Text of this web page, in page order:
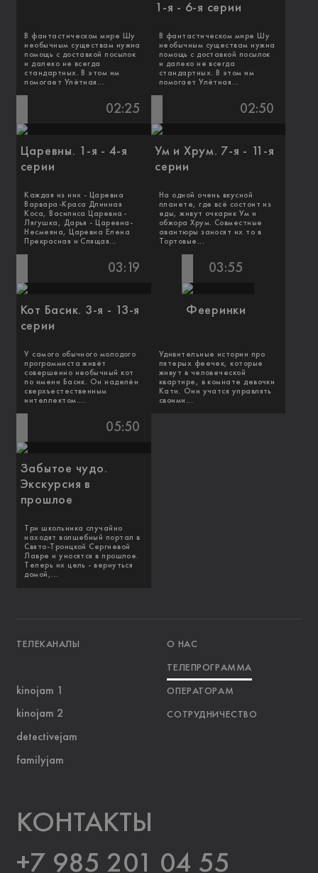
В фантастическом мире Шу
необычным существам нужна
помощь с доставкой посылок
и далеко не всегда
стандартных. В этом им
помогает Улётная...
1-я - 6-я серии
В фантастическом мире Шу
необычным существам нужна
помощь с доставкой посылок
и далеко не всегда
стандартных. В этом им
помогает Улётная...
02:25
Царевны. 1-я - 4-я
серии
Каждая из них - Царевна
Варвара-Краса Длинная
Коса, Василиса Царевна-
Лягушка, Дарья - Царевна-
Несмеяна, Царевна Елена
Прекрасная и Спящая...
02:50
Ум и Хрум. 7-я - 11-я
серии
На одной очень вкусной
планете, где всё состоит из
еды, живут очкарик Ум и
обжора Хрум. Совместные
авантюры заносят их то в
Тортовые...
03:19
Кот Басик. 3-я - 13-я
серии
У самого обычного молодого
программиста живёт
совершенно необычный кот
по имени Басик. Он наделён
сверхъестественным
интеллектом....
03:55
Фееринки
Удивительные истории про
пятерых феечек, которые
живут в человеческой
квартире, в комнате девочки
Кати. Они учатся управлять
своими...
05:50
Забытое чудо.
Экскурсия в
прошлое
Три школьника случайно
находят волшебный портал в
Свято-Троицкой Сергиевой
Лавре и уносятся в прошлое.
Теперь их цель - вернуться
домой,...
ТЕЛЕКАНАЛЫ О НАС
ТЕЛЕПРОГРАММА
ОПЕРАТОРАМ
СОТРУДНИЧЕСТВО
kinojam 1
kinojam 2
detectivejam
familyjam
KOНТАКТЫ
+7 985 201 04 55